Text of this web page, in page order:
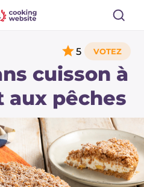
cuisson à
aux pêches
5